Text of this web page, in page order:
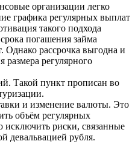
организации легко
графика регулярных выплат
такого подхода
погашения займа
Однако рассрочка выгодна и
регулярного
Такой пункт прописан во
и изменение валюты. Это
объём регулярных
исключить риски, связанные
девальвацией рубля.